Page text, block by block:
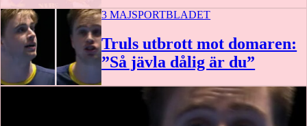
0:36 3 MAJSPORTBLADET
Truls utbrott mot domaren:
”Så jävla dålig är du”